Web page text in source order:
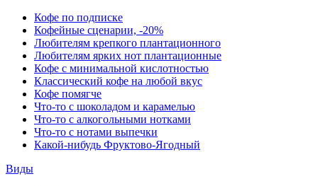
Кофе по подписке
Кофейные сценарии, -20%
Любителям крепкого плантационного
Любителям ярких нот плантационные
Кофе с минимальной кислотностью
Классический кофе на любой вкус
Кофе помягче
Что-то с шоколадом и карамелью
Что-то с алкогольными нотками
Что-то с нотами выпечки
Какой-нибудь Фруктово-Ягодный
Виды